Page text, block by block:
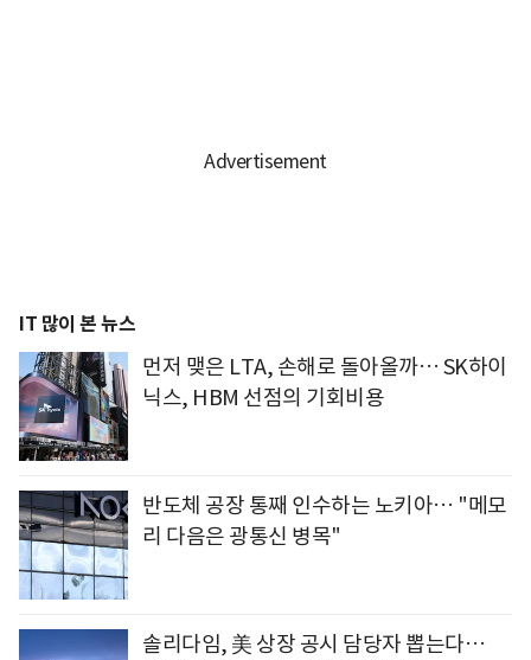
IT 많이 본 뉴스
먼저 맺은 LTA, 손해로 돌아올까… SK하이
닉스, HBM 선점의 기회비용
반도체 공장 통째 인수하는 노키아… "메모
리 다음은 광통신 병목"
솔리다임, 美 상장 공시 담당자 뽑는다…